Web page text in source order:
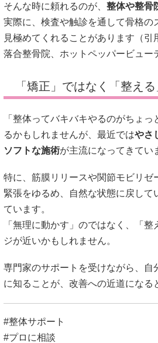
そんな時に頼れるのが、 整体や整骨
実際に、検査や触診を通して骨格の
見極めてくれることがあります（引
落合整骨院
ホットペッパービュー
「矯正」ではなく「整える
「整体ってバキバキやるのがちょ
るかもしれませんが、最近ではやさ
ソフトな施術が主流になってきてい
特に、筋膜リリースや関節モビリゼ
緊張をゆるめ、自然な状態に戻して
ています。
「無理に動かす」のではなく、「
ジが近いかもしれません。
専門家のサポートを受けながら、自
に知ることが、改善への近道になる
#整体サポート
#プロに相談